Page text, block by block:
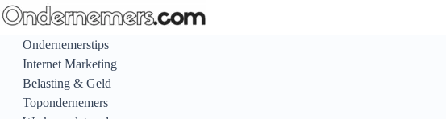
Ga
naar
inhoud
Ondernemerstips
Internet Marketing
Belasting & Geld
Topondernemers